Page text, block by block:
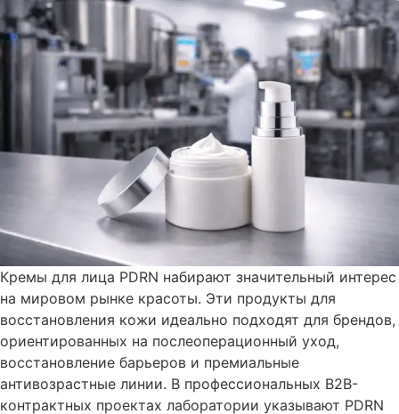
Кремы для лица PDRN набирают значительный интерес
на мировом рынке красоты. Эти продукты для
восстановления кожи идеально подходят для брендов,
ориентированных на послеоперационный уход,
восстановление барьеров и премиальные
антивозрастные линии. В профессиональных B2B-
контрактных проектах лаборатории указывают PDRN